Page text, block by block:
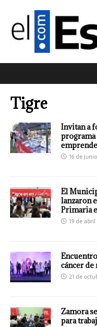
Tigre
Invitan a
programa
16 de
El
lanzaron
Primaria
19 de
cáncer de
21 de
Zamora
para